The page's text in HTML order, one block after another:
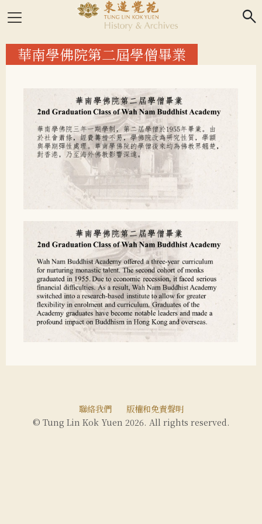
search
華南學佛院第二屆學僧畢業
聯絡我們
版權和免責聲明
© Tung Lin Kok Yuen 2026. All rights reserved.